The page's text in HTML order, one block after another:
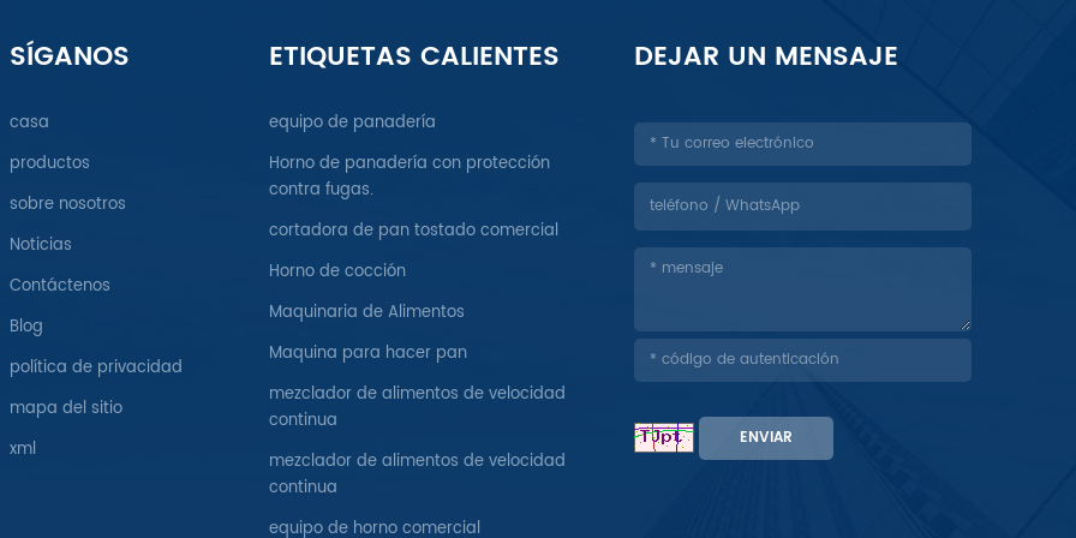
SÍGANOS
casa
productos
sobre nosotros
Noticias
Contáctenos
Blog
política de privacidad
mapa del sitio
xml
ETIQUETAS CALIENTES
equipo de panadería
Horno de panadería con protección
contra fugas.
cortadora de pan tostado comercial
Horno de cocción
Maquinaria de Alimentos
Maquina para hacer pan
mezclador de alimentos de velocidad
continua
mezclador de alimentos de velocidad
continua
equipo de horno comercial
DEJAR UN MENSAJE
ENVIAR